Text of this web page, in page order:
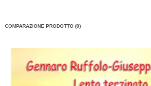
COMPARAZIONE PRODOTTO (0)